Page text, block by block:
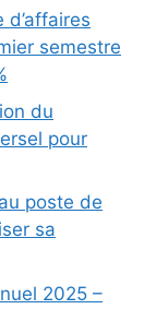
semestre
du
pour
poste de
sa
2025 –